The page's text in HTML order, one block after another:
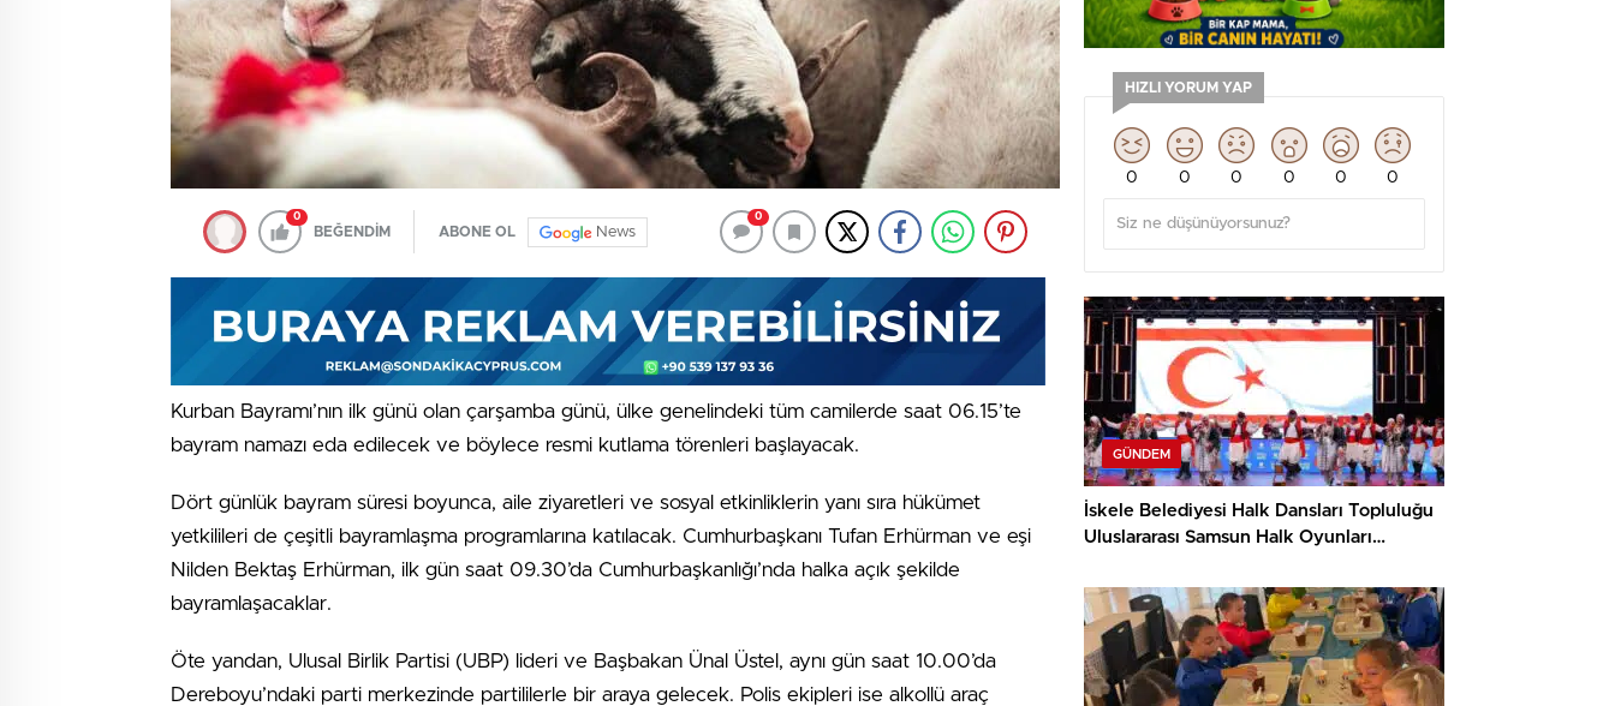
0
BEĞENDİM ABONE OL News
0
Kurban Bayramı’nın ilk günü olan çarşamba günü, ülke genelindeki tüm camilerde saat 06.15’te
bayram namazı eda edilecek ve böylece resmi kutlama törenleri başlayacak.
Dört günlük bayram süresi boyunca, aile ziyaretleri ve sosyal etkinliklerin yanı sıra hükümet
yetkilileri de çeşitli bayramlaşma programlarına katılacak. Cumhurbaşkanı Tufan Erhürman ve eşi
Nilden Bektaş Erhürman, ilk gün saat 09.30’da Cumhurbaşkanlığı’nda halka açık şekilde
bayramlaşacaklar.
Öte yandan, Ulusal Birlik Partisi (UBP) lideri ve Başbakan Ünal Üstel, aynı gün saat 10.00’da
Dereboyu’ndaki parti merkezinde partililerle bir araya gelecek. Polis ekipleri ise alkollü araç
HIZLI YORUM YAP
0 0 0 0 0 0
GÜNDEM
İskele Belediyesi Halk Dansları Topluluğu
Uluslararası Samsun Halk Oyunları
Ediyor